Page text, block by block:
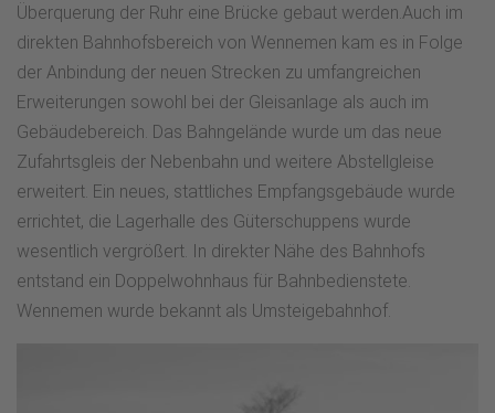
Überquerung der Ruhr eine Brücke gebaut werden.Auch im
direkten Bahnhofsbereich von Wennemen kam es in Folge
der Anbindung der neuen Strecken zu umfangreichen
Erweiterungen sowohl bei der Gleisanlage als auch im
Gebäudebereich. Das Bahngelände wurde um das neue
Zufahrtsgleis der Nebenbahn und weitere Abstellgleise
erweitert. Ein neues, stattliches Empfangsgebäude wurde
errichtet, die Lagerhalle des Güterschuppens wurde
wesentlich vergrößert. In direkter Nähe des Bahnhofs
entstand ein Doppelwohnhaus für Bahnbedienstete.
Wennemen wurde bekannt als Umsteigebahnhof.